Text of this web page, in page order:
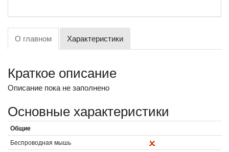
О главном Характеристики
Краткое описание
Описание пока не заполнено
Основные характеристики
Общие
Беспроводная мышь